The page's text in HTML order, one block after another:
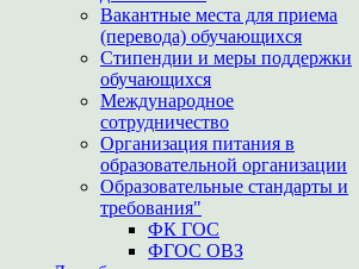
Вакантные места для приема
(перевода) обучающихся
Стипендии и меры поддержки
обучающихся
Международное
сотрудничество
Организация питания в
образовательной организации
Образовательные стандарты и
требования"
ФК ГОС
ФГОС ОВЗ